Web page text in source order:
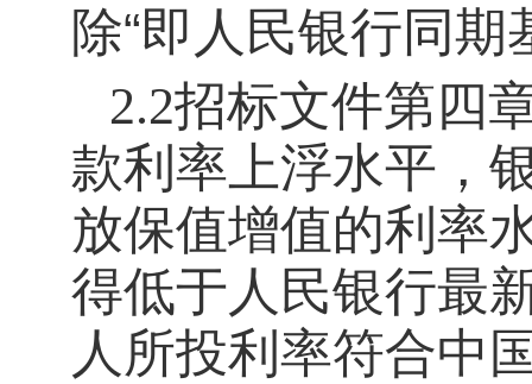
除“即人民银行同
2.2招标文件第四
款利率上浮水平，
放保值增值的利率
得低于人民银行最
人所投利率符合中